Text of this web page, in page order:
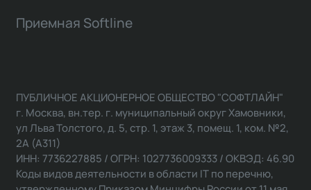
Приемная Softline
ПУБЛИЧНОЕ АКЦИОНЕРНОЕ ОБЩЕСТВО "СОФТЛАЙН"
г. Москва, вн.тер. г. муниципальный округ Хамовники,
ул Льва Толстого, д. 5, стр. 1, этаж 3, помещ. 1, ком. №2,
2А (А311)
ИНН: 7736227885 / ОГРН: 1027736009333 / ОКВЭД: 46.90
Коды видов деятельности в области IT по перечню,